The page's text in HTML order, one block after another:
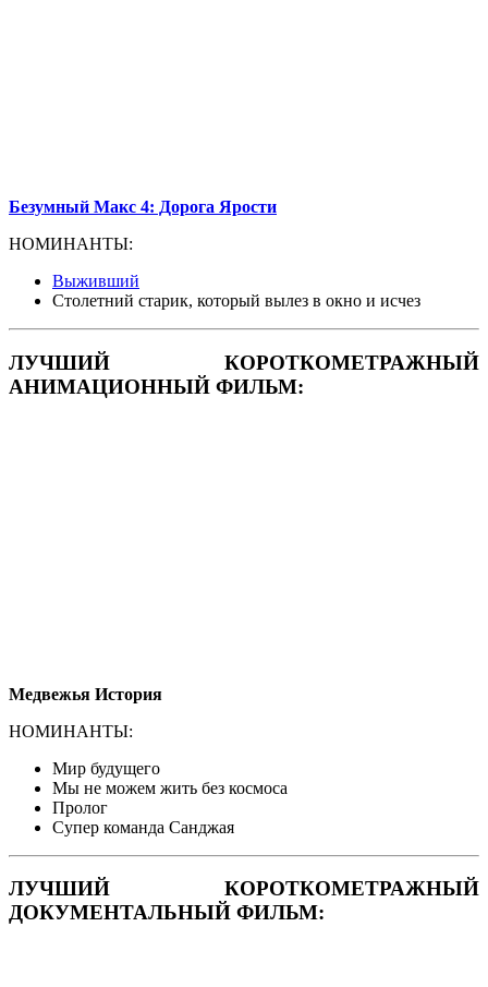
Безумный Макс 4: Дорога Ярости
НОМИНАНТЫ:
Выживший
Столетний старик, который вылез в окно и исчез
ЛУЧШИЙ КОРОТКОМЕТРАЖНЫЙ
АНИМАЦИОННЫЙ ФИЛЬМ:
Медвежья История
НОМИНАНТЫ:
Мир будущего
Мы не можем жить без космоса
Пролог
Супер команда Санджая
ЛУЧШИЙ КОРОТКОМЕТРАЖНЫЙ
ДОКУМЕНТАЛЬНЫЙ ФИЛЬМ: